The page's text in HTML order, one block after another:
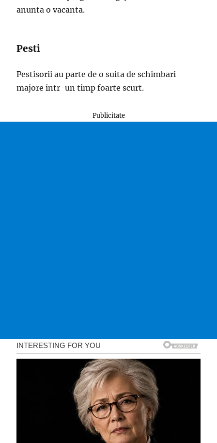
anunta o vacanta.
Pesti
Pestisorii au parte de o suita de schimbari
majore intr-un timp foarte scurt.
Publicitate